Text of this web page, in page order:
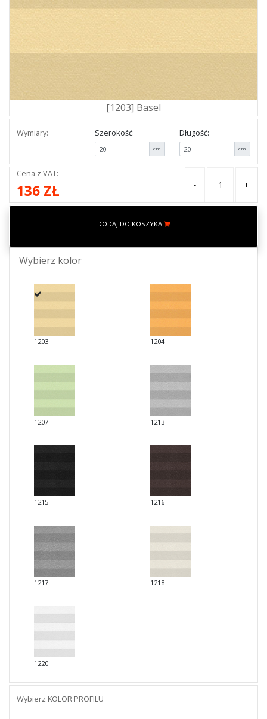
[1203] Basel
Wymiary: Szerokość:
cm
Długość:
cm
Cena z VAT:
136 ZŁ - +
DODAJ DO KOSZYKA
Wybierz kolor
1203 1204
1207 1213
1215 1216
1217 1218
1220
Wybierz KOLOR PROFILU